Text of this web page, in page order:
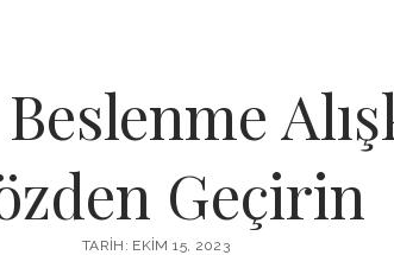
Geçirin
TARIH: EKIM 15, 2023